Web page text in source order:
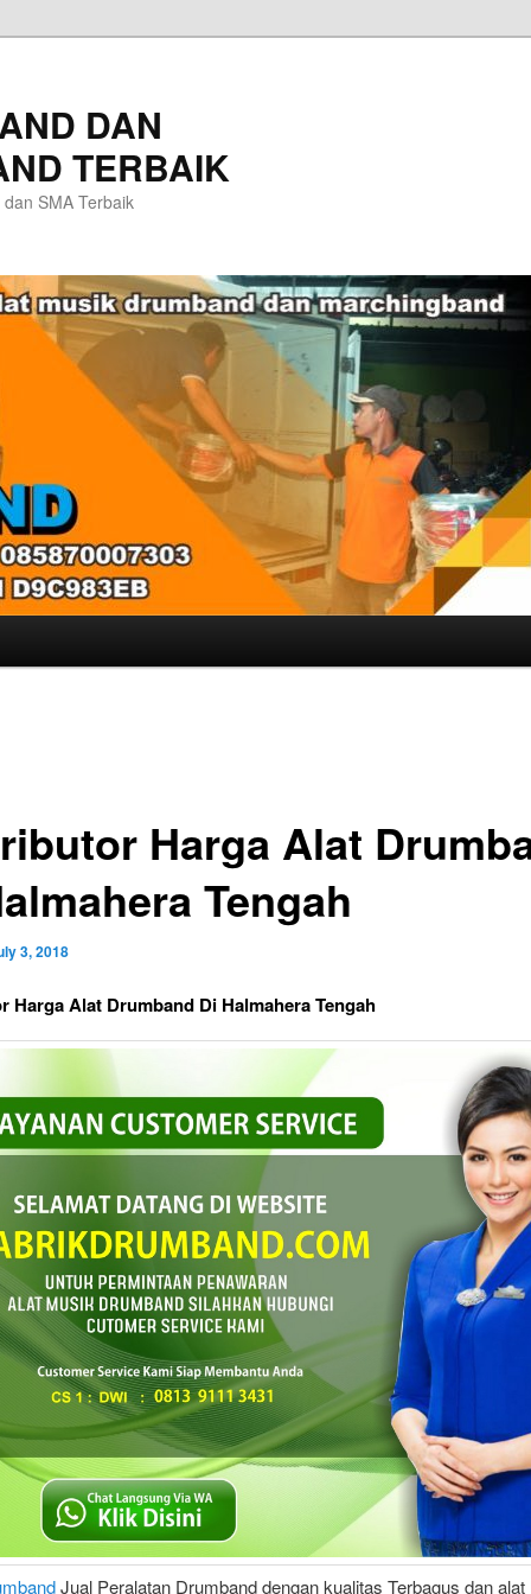
DAN
TERBAIK
SMA Terbaik
Harga Alat
Tengah
3, 2018
Harga Alat Drumband Di Halmahera Tengah
Jual Peralatan Drumband dengan kualitas Terbagus dan